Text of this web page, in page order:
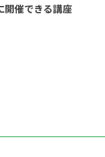
開催できる講座